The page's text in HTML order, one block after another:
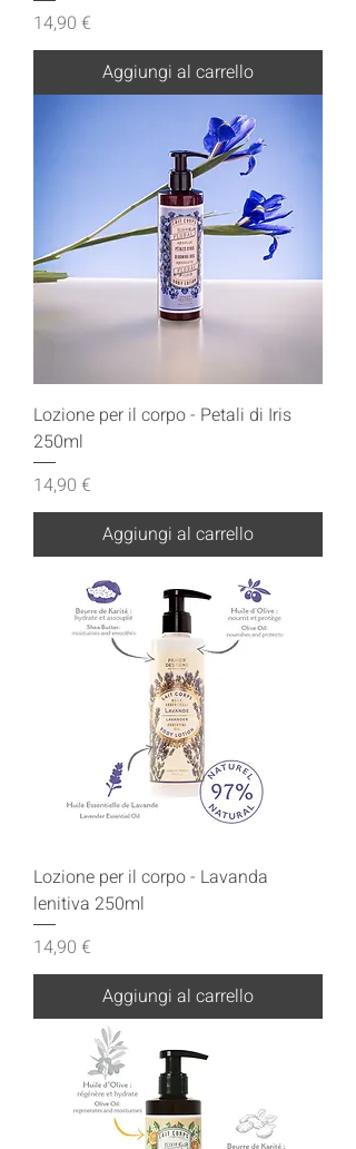
Prezzo
14,90 €
Aggiungi al carrello
Lozione per il corpo - Petali di Iris
250ml
Prezzo
14,90 €
Aggiungi al carrello
Lozione per il corpo - Lavanda
lenitiva 250ml
Prezzo
14,90 €
Aggiungi al carrello